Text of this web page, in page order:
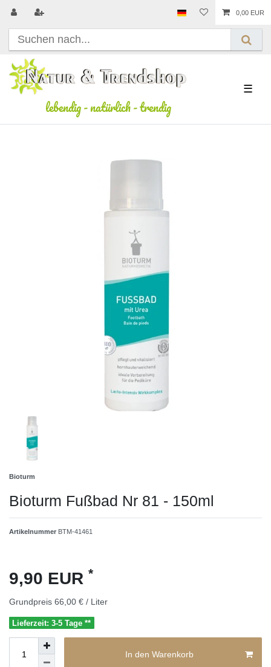
0,00 EUR
lebendig-natürlich-trendig
☰
Bioturm
Bioturm Fußbad Nr 81 - 150ml
Artikelnummer BTM-41461
9,90 EUR *
Grundpreis 66,00 € / Liter
Lieferzeit: 3-5 Tage **
In den Warenkorb